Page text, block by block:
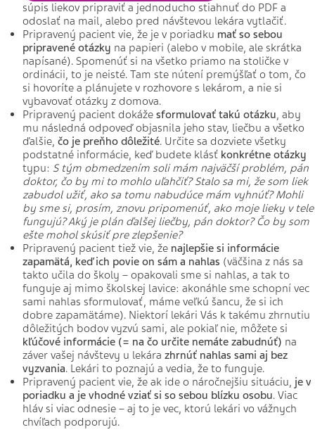
súpis liekov pripraviť a jednoducho stiahnuť do PDF a
odoslať na mail, alebo pred návštevou lekára vytlačiť.
Pripravený pacient vie, že je v poriadku mať so sebou
pripravené otázky na papieri (alebo v mobile, ale skrátka
napísané). Spomenúť si na všetko priamo na stoličke v
ordinácii, to je neisté. Tam ste nútení premýšľať o tom, čo
si hovoríte a plánujete v rozhovore s lekárom, a nie si
vybavovať otázky z domova.
Pripravený pacient dokáže sformulovať takú otázku, aby
mu následná odpoveď objasnila jeho stav, liečbu a všetko
ďalšie, čo je preňho dôležité. Určite sa dozviete všetky
podstatné informácie, keď budete klásť konkrétne otázky
typu: S tým obmedzením soli mám najväčší problém, pán
doktor, čo by mi to mohlo uľahčiť? Stalo sa mi, že som liek
zabudol užiť, ako sa tomu nabudúce mám vyhnúť? Mohli
by sme si, prosím, znovu pripomenúť, ako moje lieky v tele
fungujú? Aký je plán ďalšej liečby, pán doktor? Čo by som
ešte mohol skúsiť pre zlepšenie?
Pripravený pacient tiež vie, že najlepšie si informácie
zapamätá, keď ich povie on sám a nahlas (väčšina z nás sa
takto učila do školy – opakovali sme si nahlas, a tak to
funguje aj mimo školskej lavice: akonáhle sme schopní vec
sami nahlas sformulovať, máme veľkú šancu, že si ich
dobre zapamätáme). Niektorí lekári Vás k takému zhrnutiu
dôležitých bodov vyzvú sami, ale pokiaľ nie, môžete si
kľúčové informácie (= na čo určite nemáte zabudnúť) na
záver vašej návštevy u lekára zhrnúť nahlas sami aj bez
vyzvania. Lekári to poznajú a vedia, že to funguje.
Pripravený pacient vie, že ak ide o náročnejšiu situáciu, je v
poriadku a je vhodné vziať si so sebou blízku osobu. Viac
hláv si viac odnesie – aj to je vec, ktorú lekári vo vážnych
chvíľach podporujú.